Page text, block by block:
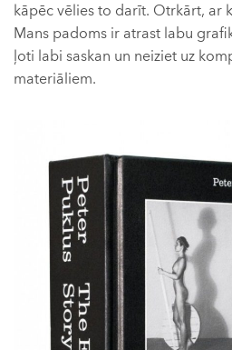
kāpēc vēlies to darīt. Otrkārt, ar
Mans padoms ir atrast labu
ļoti labi saskan un neiziet uz
materiāliem.